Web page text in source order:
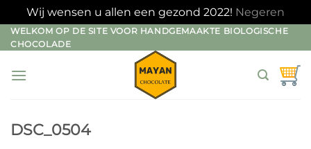
Wij wensen u allen een gezond 2022! Negeren
Ga
naar
WELKOM OP DE SITE VOOR HANDGEMAAKTE BIOLOGISCHE
CHOCOLADE
DSC_0504